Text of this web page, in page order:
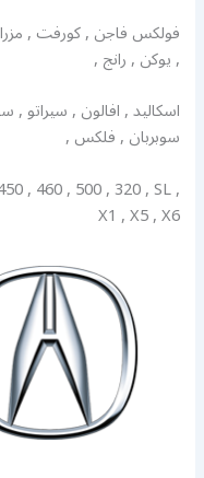
فولكس فاجن , كورفت ,
, يوكن , رانج ,
اسكاليد , افالون , سيراتو ,
سوبربان , فلكس ,
, 460 , 500 , 320 , SL ,
X1 , X5 , X6